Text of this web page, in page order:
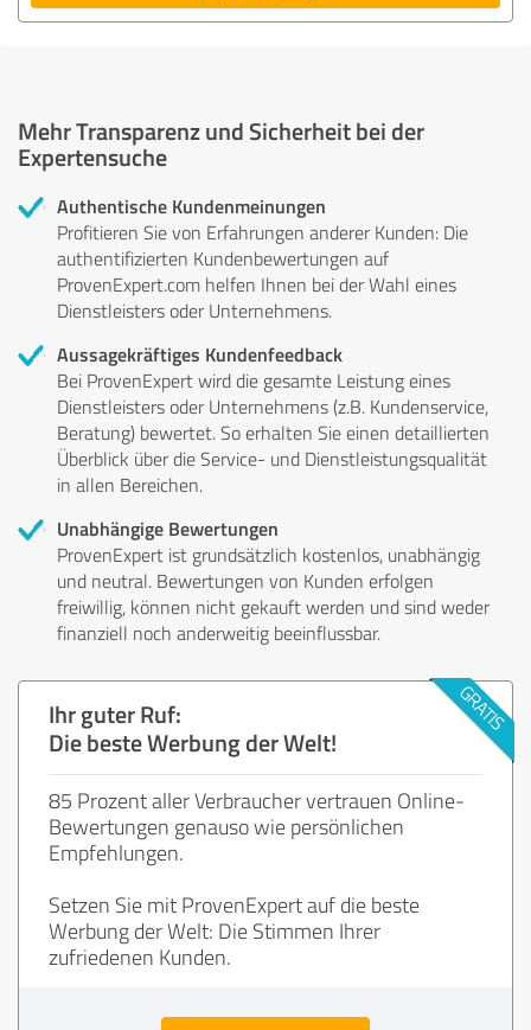
Mehr Transparenz und Sicherheit bei der
Expertensuche
Authentische Kundenmeinungen
Profitieren Sie von Erfahrungen anderer Kunden: Die
authentifizierten Kundenbewertungen auf
ProvenExpert.com helfen Ihnen bei der Wahl eines
Dienstleisters oder Unternehmens.
Aussagekräftiges Kundenfeedback
Bei ProvenExpert wird die gesamte Leistung eines
Dienstleisters oder Unternehmens (z.B. Kundenservice,
Beratung) bewertet. So erhalten Sie einen detaillierten
Überblick über die Service- und Dienstleistungsqualität
in allen Bereichen.
Unabhängige Bewertungen
ProvenExpert ist grundsätzlich kostenlos, unabhängig
und neutral. Bewertungen von Kunden erfolgen
freiwillig, können nicht gekauft werden und sind weder
finanziell noch anderweitig beeinflussbar.
Ihr guter Ruf:
Die beste Werbung der Welt!
85 Prozent aller Verbraucher vertrauen Online-
Bewertungen genauso wie persönlichen
Empfehlungen.
Setzen Sie mit ProvenExpert auf die beste
Werbung der Welt: Die Stimmen Ihrer
zufriedenen Kunden.